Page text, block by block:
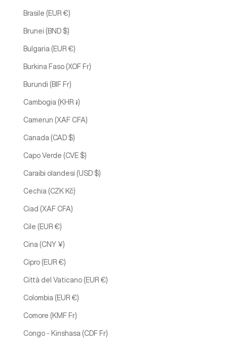
Brasile (EUR €)
Brunei (BND $)
Bulgaria (EUR €)
Burkina Faso (XOF Fr)
Burundi (BIF Fr)
Cambogia (KHR ៛)
Camerun (XAF CFA)
Canada (CAD $)
Capo Verde (CVE $)
Caraibi olandesi (USD $)
Cechia (CZK Kč)
Ciad (XAF CFA)
Cile (EUR €)
Cina (CNY ¥)
Cipro (EUR €)
Città del Vaticano (EUR €)
Colombia (EUR €)
Comore (KMF Fr)
Congo - Kinshasa (CDF Fr)